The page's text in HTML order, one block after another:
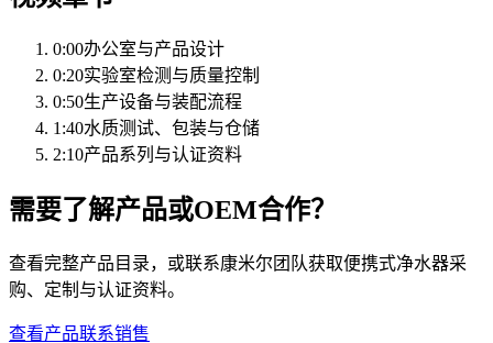
0:00办公室与产品设计
0:20实验室检测与质量控制
0:50生产设备与装配流程
1:40水质测试、包装与仓储
2:10产品系列与认证资料
需要了解产品或OEM合作？
查看完整产品目录，或联系康米尔团队获取便携式净水器采
购、定制与认证资料。
查看产品联系销售